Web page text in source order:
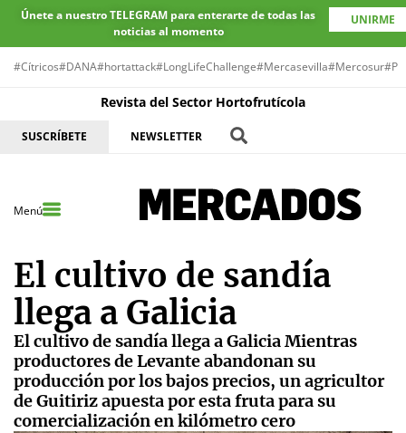
Únete a nuestro TELEGRAM para enterarte de todas las
noticias al momento
UNIRME
#Cítricos#DANA#hortattack#LongLifeChallenge#Mercasevilla#Mercosur
Revista del Sector Hortofrutícola
SUSCRÍBETE NEWSLETTER
Menú
El cultivo de sandía
llega a Galicia
El cultivo de sandía llega a Galicia Mientras
productores de Levante abandonan su
producción por los bajos precios, un agricultor
de Guitiriz apuesta por esta fruta para su
comercialización en kilómetro cero